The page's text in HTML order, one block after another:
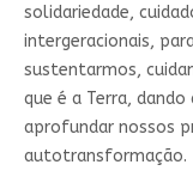
solidariedade,
intergeracionais,
sustentarmos,
que é a Terra,
aprofundar nossos
autotransformação.